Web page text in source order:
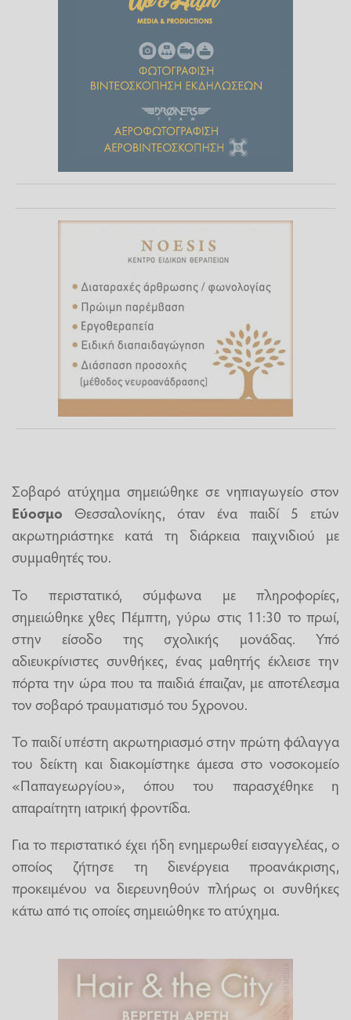
Σοβαρό ατύχημα σημειώθηκε σε νηπιαγωγείο στον
Εύοσμο Θεσσαλονίκης, όταν ένα παιδί 5 ετών
ακρωτηριάστηκε κατά τη διάρκεια παιχνιδιού με
συμμαθητές του.
Το περιστατικό, σύμφωνα με πληροφορίες,
σημειώθηκε χθες Πέμπτη, γύρω στις 11:30 το πρωί,
στην είσοδο της σχολικής μονάδας. Υπό
αδιευκρίνιστες συνθήκες, ένας μαθητής έκλεισε την
πόρτα την ώρα που τα παιδιά έπαιζαν, με αποτέλεσμα
τον σοβαρό τραυματισμό του 5χρονου.
Το παιδί υπέστη ακρωτηριασμό στην πρώτη φάλαγγα
του δείκτη και διακομίστηκε άμεσα στο νοσοκομείο
«Παπαγεωργίου», όπου του παρασχέθηκε η
απαραίτητη ιατρική φροντίδα.
Για το περιστατικό έχει ήδη ενημερωθεί εισαγγελέας, ο
οποίος ζήτησε τη διενέργεια προανάκρισης,
προκειμένου να διερευνηθούν πλήρως οι συνθήκες
κάτω από τις οποίες σημειώθηκε το ατύχημα.